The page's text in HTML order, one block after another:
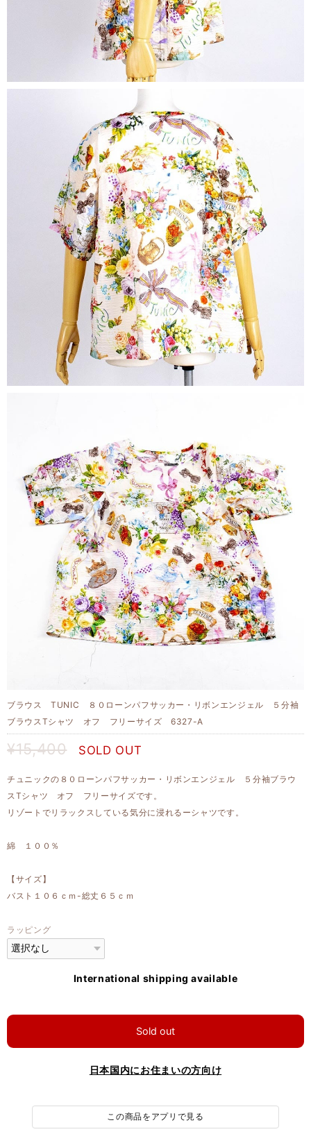
ブラウス TUNIC ８０ローンパフサッカー・リボンエンジェル ５分袖
ブラウスTシャツ オフ フリーサイズ 6327-A
¥15,400 SOLD OUT
チュニックの８０ローンパフサッカー・リボンエンジェル ５分袖ブラウ
スTシャツ オフ フリーサイズです。
リゾートでリラックスしている気分に浸れるーシャツです。
綿 １００％
【サイズ】
バスト１０６ｃｍ-総丈６５ｃｍ
ラッピング
International shipping available
Sold out
日本国内にお住まいの方向け
この商品をアプリで見る